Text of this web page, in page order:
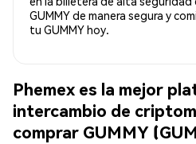
GUMMY de manera segura y
tu GUMMY hoy.
Phemex es la mejor
intercambio de
comprar GUMMY